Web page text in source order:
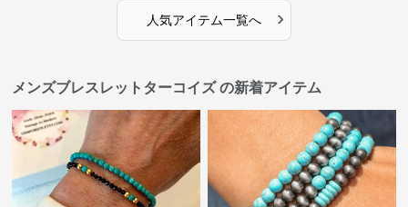
人気アイテム一覧へ ›
メンズブレスレットターコイズ の新着アイテム